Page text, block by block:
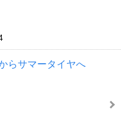
らサマータイヤへ